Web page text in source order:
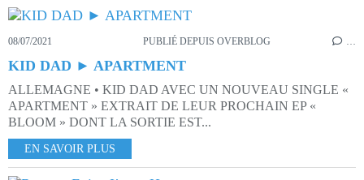
08/07/2021 PUBLIÉ DEPUIS OVERBLOG …
KID DAD ► APARTMENT
ALLEMAGNE • KID DAD AVEC UN NOUVEAU SINGLE «
APARTMENT » EXTRAIT DE LEUR PROCHAIN EP «
BLOOM » DONT LA SORTIE EST...
EN SAVOIR PLUS